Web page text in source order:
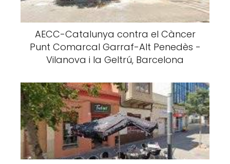
AECC-Catalunya contra el Càncer
Punt Comarcal Garraf-Alt Penedès -
Vilanova i la Geltrú, Barcelona